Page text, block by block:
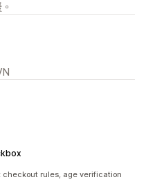
checkout rules, age verification